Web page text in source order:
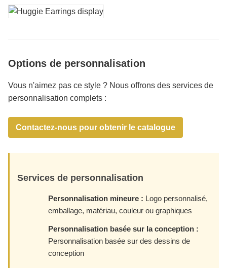
Options de personnalisation
Vous n'aimez pas ce style ? Nous offrons des services de
personnalisation complets :
Contactez-nous pour obtenir le catalogue
Services de personnalisation
Personnalisation mineure : Logo personnalisé,
emballage, matériau, couleur ou graphiques
Personnalisation basée sur la conception :
Personnalisation basée sur des dessins de
conception